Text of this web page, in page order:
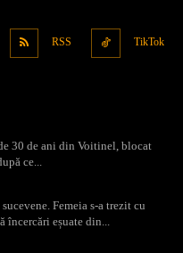
RSS TikTok
30 de ani din Voitinel, blocat
ce...
Femeia s-a trezit cu
eșuate din...